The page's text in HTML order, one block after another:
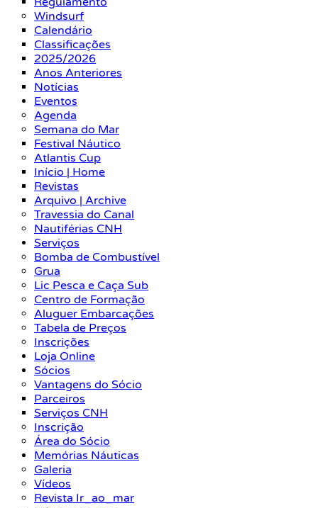
Windsurf
Calendário
Classificações
2025/2026
Anos Anteriores
Notícias
Eventos
Agenda
Semana do Mar
Festival Náutico
Atlantis Cup
Início | Home
Revistas
Arquivo | Archive
Travessia do Canal
Nautiférias CNH
Serviços
Bomba de Combustível
Grua
Lic Pesca e Caça Sub
Centro de Formação
Aluguer Embarcações
Tabela de Preços
Inscrições
Loja Online
Sócios
Vantagens do Sócio
Parceiros
Serviços CNH
Inscrição
Área do Sócio
Memórias Náuticas
Galeria
Vídeos
Revista Ir_ao_mar